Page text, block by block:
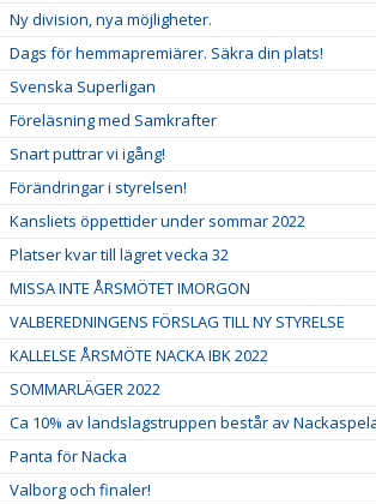
Ny division, nya möjligheter.
Dags för hemmapremiärer. Säkra din plats!
Svenska Superligan
Föreläsning med Samkrafter
Snart puttrar vi igång!
Förändringar i styrelsen!
Kansliets öppettider under sommar 2022
Platser kvar till lägret vecka 32
MISSA INTE ÅRSMÖTET IMORGON
VALBEREDNINGENS FÖRSLAG TILL NY STYRELSE
KALLELSE ÅRSMÖTE NACKA IBK 2022
SOMMARLÄGER 2022
Ca 10% av landslagstruppen består av
Panta för Nacka
Valborg och finaler!